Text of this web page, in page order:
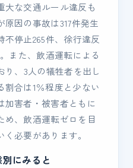
大な交通ルール違反も
因の事故は317件発生
不停止265件、徐行違反
また、飲酒運転による
り、3人の犠牲者を出し
合は1％程度と少ない
加害者・被害者ともに
め、飲酒運転ゼロを目
必要があります。
にみると